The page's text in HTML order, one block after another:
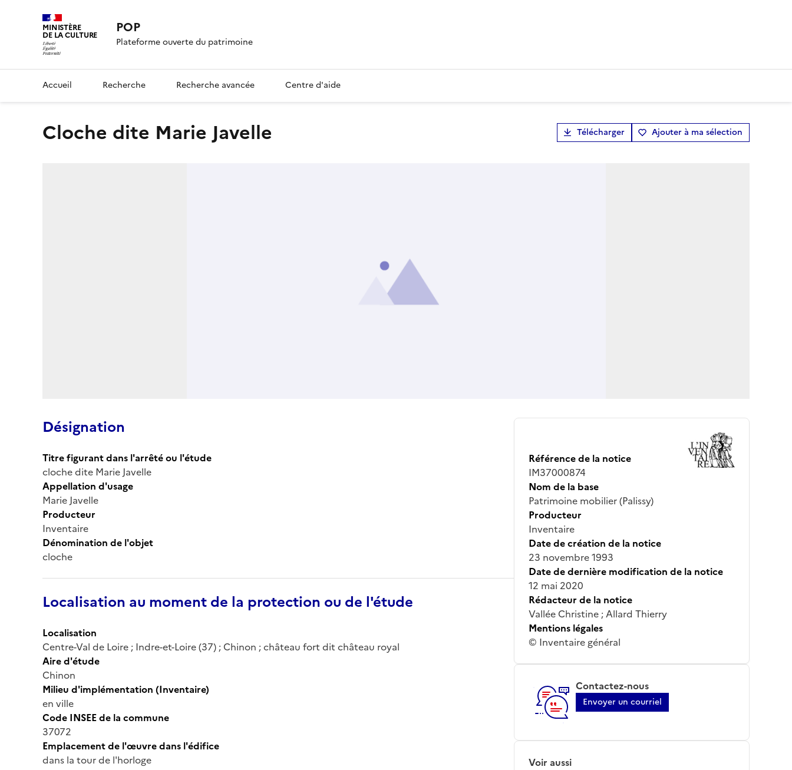
MINISTÈRE
DE LA CULTURE POP
Plateforme ouverte du patrimoine
Accueil Recherche Recherche avancée Centre d'aide
cloche dite Marie Javelle Télécharger Ajouter à ma sélection
Désignation
Titre figurant dans l'arrêté ou l'étude
cloche dite Marie Javelle
Appellation d'usage
Marie Javelle
Producteur
Inventaire
Dénomination de l'objet
cloche
Localisation au moment de la protection ou de l'étude
Localisation
Centre-Val de Loire ; Indre-et-Loire (37) ; Chinon ; château fort dit château royal
Aire d'étude
Chinon
Milieu d'implémentation (Inventaire)
en ville
Code INSEE de la commune
37072
Emplacement de l'œuvre dans l'édifice
dans la tour de l'horloge
Référence de la notice
IM37000874
Nom de la base
Patrimoine mobilier (Palissy)
Producteur
Inventaire
Date de création de la notice
23 novembre 1993
Date de dernière modification de la notice
12 mai 2020
Rédacteur de la notice
Vallée Christine ; Allard Thierry
Mentions légales
© Inventaire général
Contactez-nous
Envoyer un courriel
Voir aussi